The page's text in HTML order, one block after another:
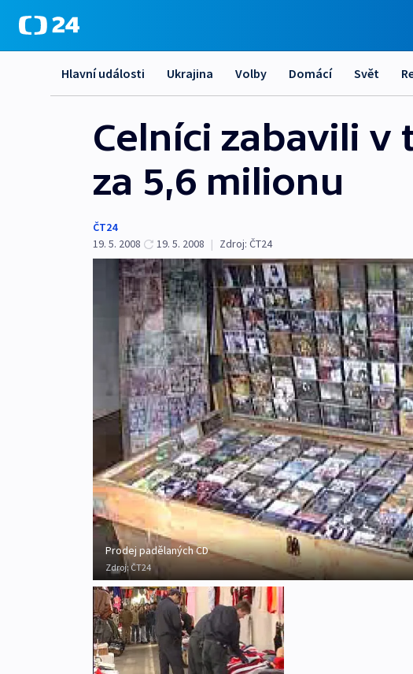
Hlavní události Ukrajina Volby Domácí Svět
Celníci zabavili
za 5,6 milionu
ČT24
19. 5. 2008
19. 5. 2008 | Zdroj: ČT24
Prodej padělaných CD
Zdroj:ČT24